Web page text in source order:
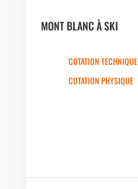
MONT BLANC À SKI
COTATION TECHNIQUE
COTATION PHYSIQUE